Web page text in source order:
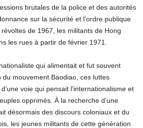
brutales de la police et des autorités
sur la sécurité et l’ordre publique
de 1967, les militants de Hong
les rues à partir de février 1971.
qui alimentait et fut souvent
du mouvement Baodiao, ces luttes
voie qui pensait l’internationalisme et
opprimés. À la recherche d’une
désormais des discours coloniaux et du
les jeunes militants de cette génération